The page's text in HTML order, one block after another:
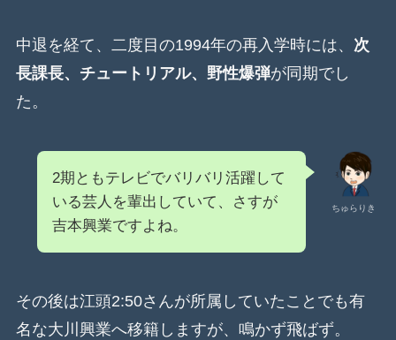
中退を経て、二度目の1994年の再入学時には、 次
長課長、チュートリアル、野性爆弾が同期でし
た。
ちゅらりき
2期ともテレビでバリバリ活躍して
いる芸人を輩出していて、さすが
吉本興業ですよね。
その後は江頭2:50さんが所属していたことでも有
名な大川興業へ移籍しますが、鳴かず飛ばず。